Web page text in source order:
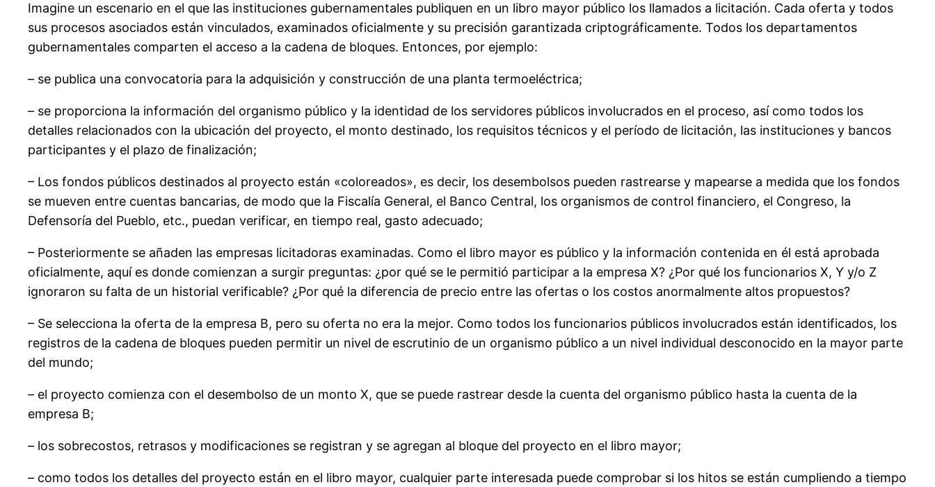
Imagine un escenario en el que las instituciones gubernamentales publiquen en un libro mayor público los llamados a licitación. Cada oferta y todos
sus procesos asociados están vinculados, examinados oficialmente y su precisión garantizada criptográficamente. Todos los departamentos
gubernamentales comparten el acceso a la cadena de bloques. Entonces, por ejemplo:
– se publica una convocatoria para la adquisición y construcción de una planta termoeléctrica;
– se proporciona la información del organismo público y la identidad de los servidores públicos involucrados en el proceso, así como todos los
detalles relacionados con la ubicación del proyecto, el monto destinado, los requisitos técnicos y el período de licitación, las instituciones y bancos
participantes y el plazo de finalización;
– Los fondos públicos destinados al proyecto están «coloreados», es decir, los desembolsos pueden rastrearse y mapearse a medida que los fondos
se mueven entre cuentas bancarias, de modo que la Fiscalía General, el Banco Central, los organismos de control financiero, el Congreso, la
Defensoría del Pueblo, etc., puedan verificar, en tiempo real, gasto adecuado;
– Posteriormente se añaden las empresas licitadoras examinadas. Como el libro mayor es público y la información contenida en él está aprobada
oficialmente, aquí es donde comienzan a surgir preguntas: ¿por qué se le permitió participar a la empresa X? ¿Por qué los funcionarios X, Y y/o Z
ignoraron su falta de un historial verificable? ¿Por qué la diferencia de precio entre las ofertas o los costos anormalmente altos propuestos?
– Se selecciona la oferta de la empresa B, pero su oferta no era la mejor. Como todos los funcionarios públicos involucrados están identificados, los
registros de la cadena de bloques pueden permitir un nivel de escrutinio de un organismo público a un nivel individual desconocido en la mayor parte
del mundo;
– el proyecto comienza con el desembolso de un monto X, que se puede rastrear desde la cuenta del organismo público hasta la cuenta de la
empresa B;
– los sobrecostos, retrasos y modificaciones se registran y se agregan al bloque del proyecto en el libro mayor;
– como todos los detalles del proyecto están en el libro mayor, cualquier parte interesada puede comprobar si los hitos se están cumpliendo a tiempo